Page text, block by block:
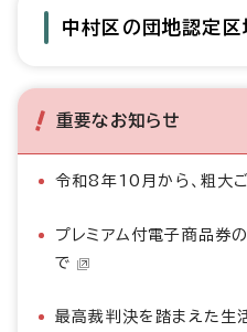
中村区の団地認定区
重要なお知らせ
令和8年10月から、粗大
プレミアム付電子商品券
で
最高裁判決を踏まえた生